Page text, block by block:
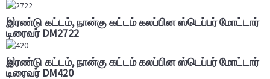
இரண்டு கட்டம், நான்கு கட்டம் கலப்பின ஸ்டெப்பர் மோட்டார்
டிரைவர் DM2722
இரண்டு கட்டம், நான்கு கட்டம் கலப்பின ஸ்டெப்பர் மோட்டார்
டிரைவர் DM420